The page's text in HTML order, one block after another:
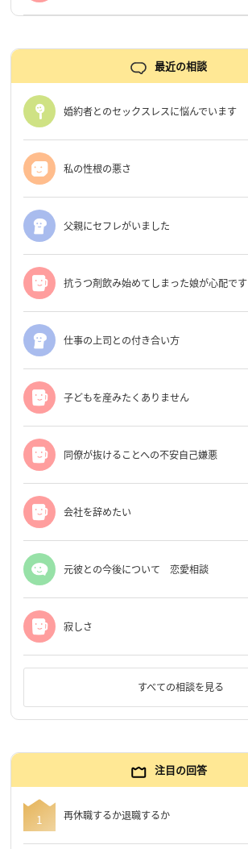
最近の相談
婚約者とのセックスレスに悩んでいます
私の性根の悪さ
父親にセフレがいました
抗うつ剤飲み始めてしまった娘が心配です
仕事の上司との付き合い方
子どもを産みたくありません
同僚が抜けることへの不安自己嫌悪
会社を辞めたい
元彼との今後について 恋愛相談
寂しさ
すべての相談を見る
注目の回答
再休職するか退職するか